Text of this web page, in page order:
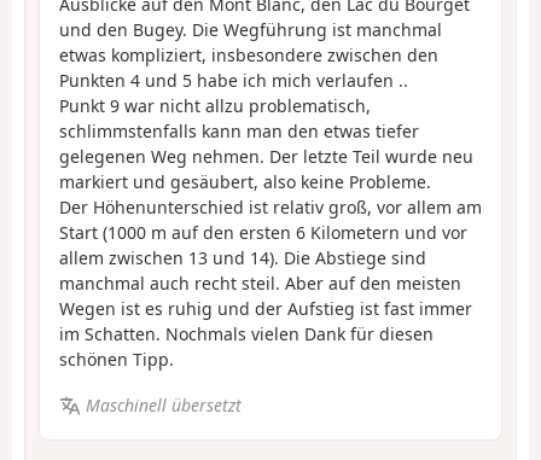
und den Bugey. Die Wegführung ist manchmal
etwas kompliziert, insbesondere zwischen den
Punkten 4 und 5 habe ich mich verlaufen ..
Punkt 9 war nicht allzu problematisch,
schlimmstenfalls kann man den etwas tiefer
gelegenen Weg nehmen. Der letzte Teil wurde neu
markiert und gesäubert, also keine Probleme.
Der Höhenunterschied ist relativ groß, vor allem am
Start (1000 m auf den ersten 6 Kilometern und vor
allem zwischen 13 und 14). Die Abstiege sind
manchmal auch recht steil. Aber auf den meisten
Wegen ist es ruhig und der Aufstieg ist fast immer
im Schatten. Nochmals vielen Dank für diesen
schönen Tipp.
Maschinell übersetzt